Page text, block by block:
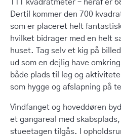
111 kvadratmeter – heraf er
Dertil kommer den 700
som er placeret helt
hvilket bidrager med en helt
huset. Tag selv et kig på
ud som en dejlig have
både plads til leg og
som hygge og afslapning på
Vindfanget og hoveddøren
et gangareal med
stueetagen tilgås. I